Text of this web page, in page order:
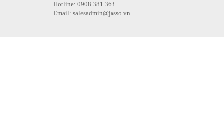
Hotline: 0908 381 363
Email: salesadmin@jasso.vn